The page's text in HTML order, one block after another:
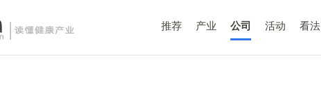
推荐 产业 公司 活动 看法